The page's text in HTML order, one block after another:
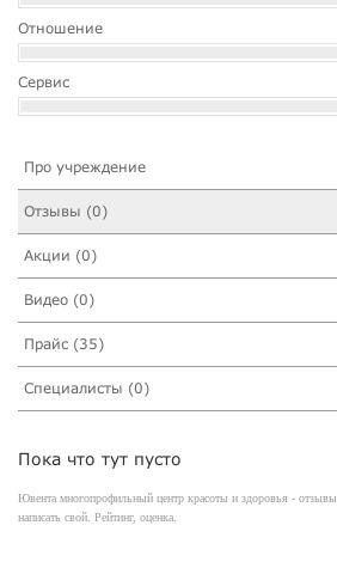
Отношение
Сервис
Про учреждение
Отзывы (0)
Акции (0)
Видео (0)
Прайс (35)
Специалисты (0)
Пока что тут пусто
Ювента многопрофильный центр красоты и здоровья - отзывы
написать свой. Рейтинг, оценка.